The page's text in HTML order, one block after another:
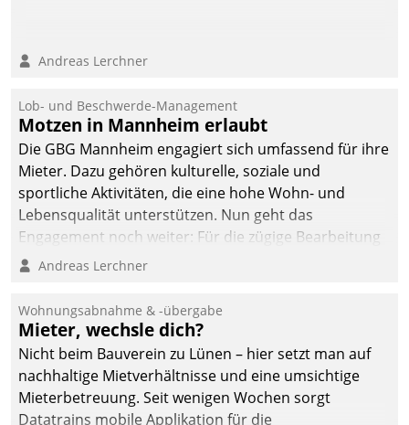
Andreas Lerchner
Lob- und Beschwerde-Management
Motzen in Mannheim erlaubt
Die GBG Mannheim engagiert sich umfassend für ihre
Mieter. Dazu gehören kulturelle, soziale und
sportliche Aktivitäten, die eine hohe Wohn- und
Lebensqualität unterstützen. Nun geht das
Engagement noch weiter: Für die zügige Bearbeitung
von Beschwerden – oder Lob – richtet das
und Beschwerde-Management einen eigenen Kanal
ein.
Andreas Lerchner
Wohnungsabnahme & -übergabe
Mieter, wechsle dich?
Nicht beim Bauverein zu Lünen – hier setzt man auf
nachhaltige Mietverhältnisse und eine umsichtige
Mieterbetreuung. Seit wenigen Wochen sorgt
Datatrains mobile Applikation für die